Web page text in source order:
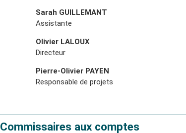
Sarah GUILLEMANT
Assistante
Olivier LALOUX
Directeur
Pierre-Olivier PAYEN
Responsable de projets
Commissaires aux comptes